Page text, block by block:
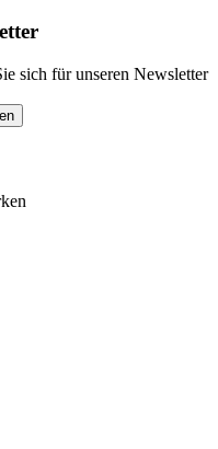
sich für unseren Newsletter